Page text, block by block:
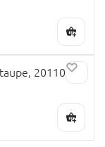
20110777